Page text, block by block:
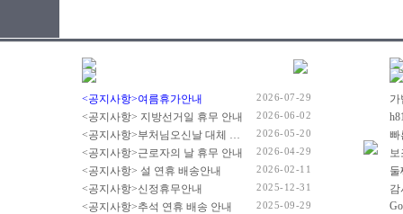
<공지사항>여름휴가안내 2026-07-29
<공지사항> 지방선거일 휴무 안내 2026-06-02
<공지사항>부처님오신날 대체 휴무 안내 2026-05-20
<공지사항>근로자의 날 휴무 안내 2026-04-29
<공지사항> 설 연휴 배송안내 2026-02-11
<공지사항>신정휴무안내 2025-12-31
<공지사항>추석 연휴 배송 안내 2025-09-29
빠
감